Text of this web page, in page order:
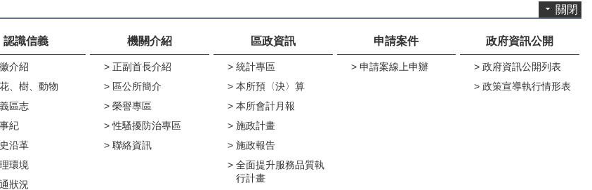
關閉
認識信義
介紹
、樹、動物
區志
紀
沿革
環境
狀況
機關介紹
正副首長介紹
區公所簡介
榮譽專區
性騷擾防治專區
聯絡資訊
區政資訊
統計專區
本所預〈決〉算
本所會計月報
施政計畫
施政報告
全面提升服務品質執
行計畫
申請案件
申請案線上申辦
政府資訊公開
政府資訊公開列表
政策宣導執行情形表